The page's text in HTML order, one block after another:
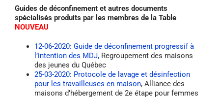
Guides de déconfinement et autres documents
spécialisés produits par les membres de la Table
NOUVEAU
12-06-2020: Guide de déconfinement progressif à
l’intention des MDJ, Regroupement des maisons
des jeunes du Québec
25-03-2020: Protocole de lavage et désinfection
pour les travailleuses en maison, Alliance des
maisons d’hébergement de 2e étape pour femmes